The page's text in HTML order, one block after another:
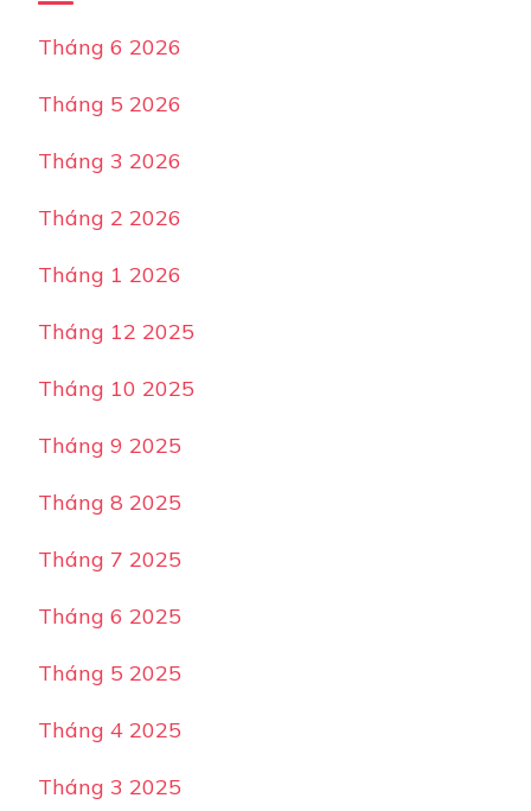
Tháng 6 2026
Tháng 5 2026
Tháng 3 2026
Tháng 2 2026
Tháng 1 2026
Tháng 12 2025
Tháng 10 2025
Tháng 9 2025
Tháng 8 2025
Tháng 7 2025
Tháng 6 2025
Tháng 5 2025
Tháng 4 2025
Tháng 3 2025